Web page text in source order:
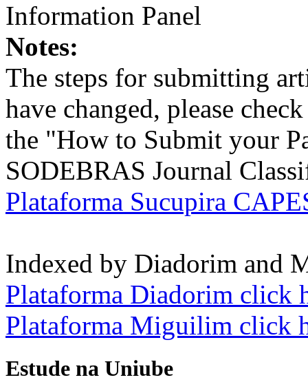
Information Panel
Notes:
The steps for submitting
have changed, please
the "How to Submit your
SODEBRAS Journal
Plataforma Sucupira
Indexed by Diadorim and
Plataforma Diadorim click
Plataforma Miguilim click
Estude na Uniube